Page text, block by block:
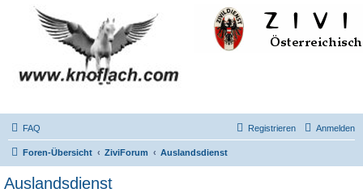
FAQ Anmelden
Registrieren
Foren-Übersicht ZiviForum Auslandsdienst
Auslandsdienst